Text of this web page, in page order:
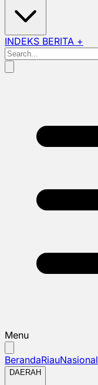
INDEKS BERITA +
Menu
BerandaRiauNasional
DAERAH